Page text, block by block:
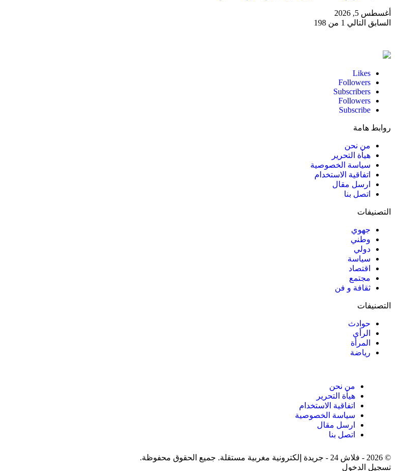
أغسطس 5, 2026
السابق التالي 1 من 198
Likes
Followers
Subscribers
Followers
Subscribe
روابط هامة
من نحن
هيأة التحرير
سياسة الخصوصية
اتفاقية الاستخدام
ارسل مقال
اتصل بنا
التصنيفات
جهوي
وطني
دولي
سياسة
اقتصاد
مجتمع
ثقافة و فن
التصنيفات
حوادث
الرأي
المرأة
رياضة
من نحن
هيأة التحرير
اتفاقية الاستخدام
سياسة الخصوصية
ارسل مقال
اتصل بنا
© 2026 - فلاش 24 - جريدة إلكترونية مغربية مستقلة. جميع الحقوق محفوظة.
تسجيل الدخول